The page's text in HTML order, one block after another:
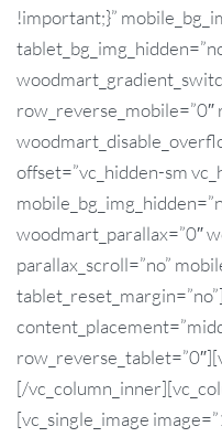
!important;}”
offset=”vc_hidden-sm
woodmart_parallax=”0″
parallax_scroll=”no”
[/
[vc_single_image